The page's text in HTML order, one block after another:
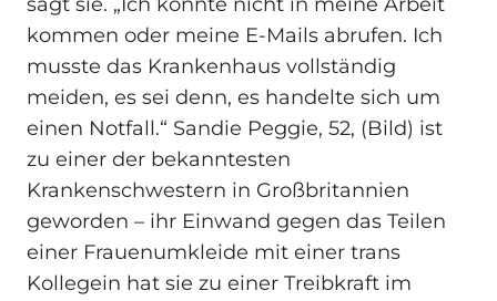
kommen oder meine E-Mails abrufen. Ich
musste das Krankenhaus vollständig
meiden, es sei denn, es handelte sich um
einen Notfall.“ Sandie Peggie, 52, (Bild) ist
zu einer der bekanntesten
Krankenschwestern in Großbritannien
geworden – ihr Einwand gegen das Teilen
einer Frauenumkleide mit einer trans
Kollegein hat sie zu einer Treibkraft im